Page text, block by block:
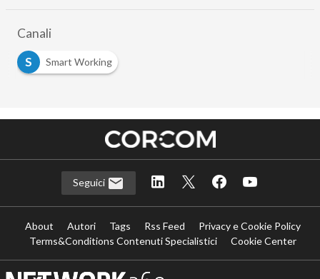
Canali
S
Smart Working
Seguici
About Autori Tags Rss Feed
Privacy e Cookie Policy
Terms&Conditions Contenuti Specialistici
Cookie Center